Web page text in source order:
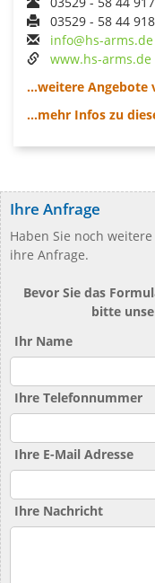
03529 - 58 44 918
info@hs-arms.de
www.hs-arms.de
...weitere Angebote
...mehr Infos zu
Ihre Anfrage
Haben Sie noch
ihre Anfrage.
Bevor Sie das
bitte
Ihr Name
Ihre Telefonnummer
Ihre E-Mail Adresse
Ihre Nachricht